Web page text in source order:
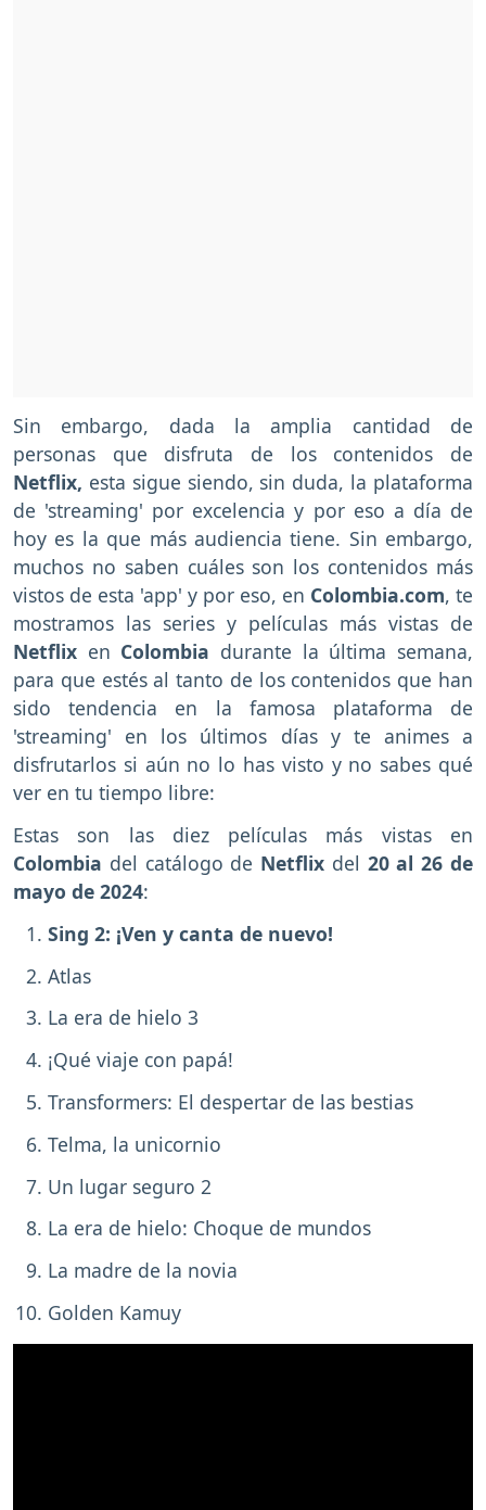
Sin embargo, dada la amplia cantidad de
personas que disfruta de los contenidos de
Netflix, esta sigue siendo, sin duda, la plataforma
de 'streaming' por excelencia y por eso a día de
hoy es la que más audiencia tiene. Sin embargo,
muchos no saben cuáles son los contenidos más
vistos de esta 'app' y por eso, en Colombia.com, te
mostramos las series y películas más vistas de
Netflix en Colombia durante la última semana,
para que estés al tanto de los contenidos que han
sido tendencia en la famosa plataforma de
'streaming' en los últimos días y te animes a
disfrutarlos si aún no lo has visto y no sabes qué
ver en tu tiempo libre:
Estas son las diez películas más vistas en
Colombia del catálogo de Netflix del 20 al 26 de
mayo de 2024:
Sing 2: ¡Ven y canta de nuevo!
Atlas
La era de hielo 3
¡Qué viaje con papá!
Transformers: El despertar de las bestias
Telma, la unicornio
Un lugar seguro 2
La era de hielo: Choque de mundos
La madre de la novia
Golden Kamuy